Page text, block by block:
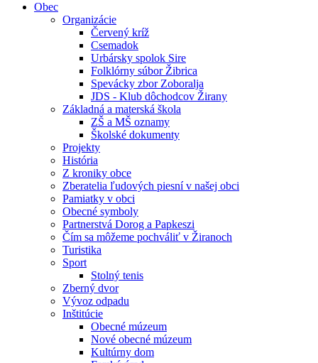
Obec
Organizácie
Červený kríž
Csemadok
Urbársky spolok Sire
Folklórny súbor Žibrica
Spevácky zbor Zoboralja
JDS - Klub dôchodcov Žirany
Základná a materská škola
ZŠ a MŠ oznamy
Školské dokumenty
Projekty
História
Z kroniky obce
Zberatelia ľudových piesní v našej obci
Pamiatky v obci
Obecné symboly
Partnerstvá Dorog a Papkeszi
Čím sa môžeme pochváliť v Žiranoch
Turistika
Sport
Stolný tenis
Zberný dvor
Vývoz odpadu
Inštitúcie
Obecné múzeum
Nové obecné múzeum
Kultúrny dom